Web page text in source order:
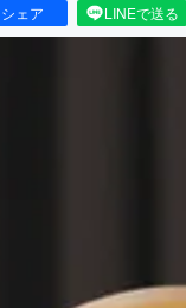
シェア LINEで送る